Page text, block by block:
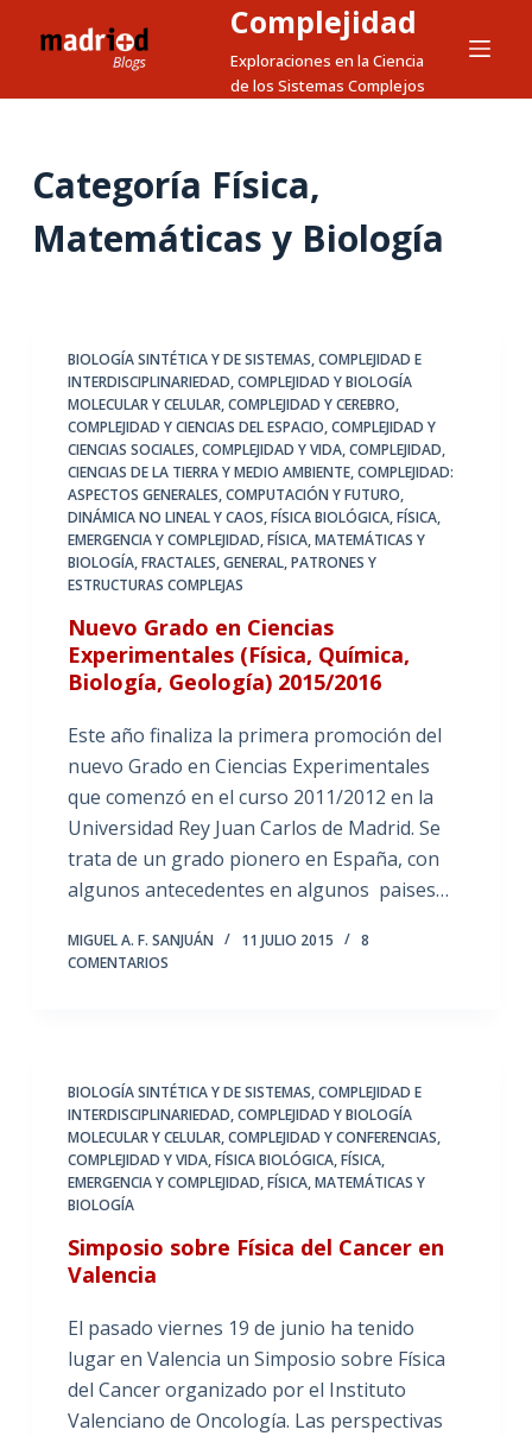
Complejidad
Exploraciones en la Ciencia
de los Sistemas Complejos
Categoría Física,
Matemáticas y Biología
BIOLOGÍA SINTÉTICA Y DE SISTEMAS,COMPLEJIDAD E
INTERDISCIPLINARIEDAD,COMPLEJIDAD Y BIOLOGÍA
MOLECULAR Y CELULAR,COMPLEJIDAD Y CEREBRO,
COMPLEJIDAD Y CIENCIAS DEL ESPACIO,COMPLEJIDAD Y
CIENCIAS SOCIALES,COMPLEJIDAD Y VIDA,COMPLEJIDAD,
CIENCIAS DE LA TIERRA Y MEDIO AMBIENTE,COMPLEJIDAD:
ASPECTOS GENERALES,COMPUTACIÓN Y FUTURO,
DINÁMICA NO LINEAL Y CAOS,FÍSICA BIOLÓGICA,FÍSICA,
EMERGENCIA Y COMPLEJIDAD,FÍSICA, MATEMÁTICAS Y
BIOLOGÍA,FRACTALES,GENERAL,PATRONES Y
ESTRUCTURAS COMPLEJAS
Nuevo Grado en Ciencias
Experimentales (Física, Química,
Biología, Geología) 2015/2016
Este año finaliza la primera promoción del
nuevo Grado en Ciencias Experimentales
que comenzó en el curso 2011/2012 en la
Universidad Rey Juan Carlos de Madrid. Se
trata de un grado pionero en España, con
algunos antecedentes en algunos paises…
MIGUEL A. F. SANJUÁN 11 JULIO 2015
8
COMENTARIOS
BIOLOGÍA SINTÉTICA Y DE SISTEMAS,COMPLEJIDAD E
INTERDISCIPLINARIEDAD,COMPLEJIDAD Y BIOLOGÍA
MOLECULAR Y CELULAR,COMPLEJIDAD Y CONFERENCIAS,
COMPLEJIDAD Y VIDA,FÍSICA BIOLÓGICA,FÍSICA,
EMERGENCIA Y COMPLEJIDAD,FÍSICA, MATEMÁTICAS Y
BIOLOGÍA
Simposio sobre Física del Cancer en
Valencia
El pasado viernes 19 de junio ha tenido
lugar en Valencia un Simposio sobre Física
del Cancer organizado por el Instituto
Valenciano de Oncología. Las perspectivas